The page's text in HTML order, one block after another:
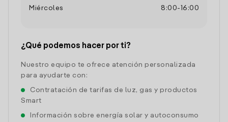
Miércoles
8:00- 16:00
¿Qué podemos hacer por ti?
Nuestro equipo te ofrece atención personalizada
para ayudarte con:
Contratación de tarifas de luz, gas y productos
Smart
Información sobre energía solar y autoconsumo